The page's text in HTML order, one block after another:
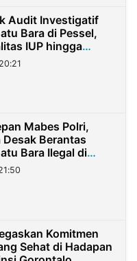
Audit Investigatif
Bara di Pessel,
IUP hingga
Mabes Polri,
Berantas
Bara Ilegal di
Komitmen
Sehat di Hadapan